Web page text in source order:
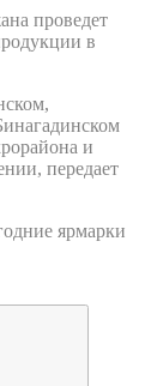
проведет
в
и
передает
ярмарки